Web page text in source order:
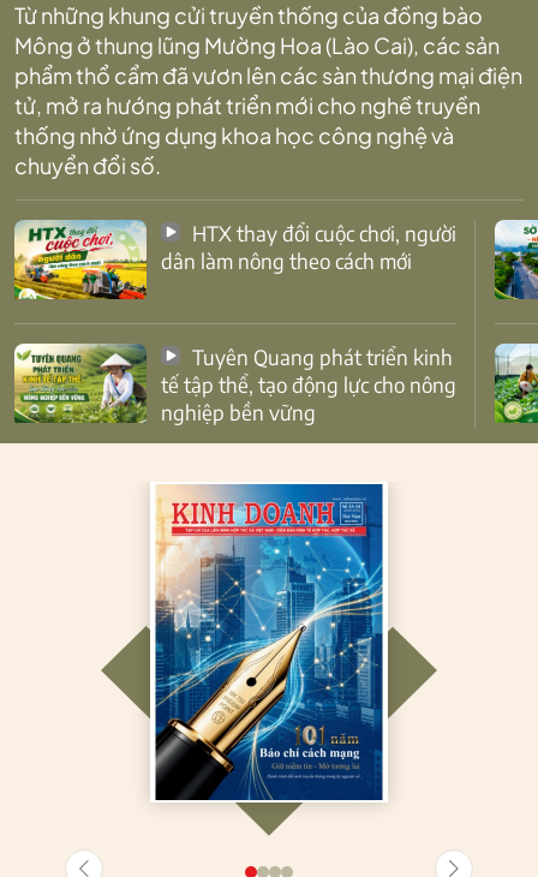
Từ những khung cửi truyền thống của đồng bào
Mông ở thung lũng Mường Hoa (Lào Cai), các sản
phẩm thổ cẩm đã vươn lên các sàn thương mại điện
tử, mở ra hướng phát triển mới cho nghề truyền
thống nhờ ứng dụng khoa học công nghệ và
chuyển đổi số.
dân làm nông theo cách mới
tế tập thể, tạo động lực cho nông
nghiệp bền vững